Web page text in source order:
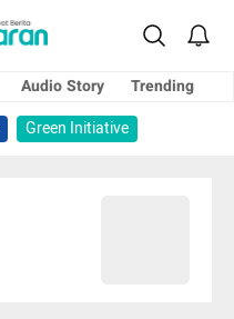
Audio Story
Trending
Green Initiative